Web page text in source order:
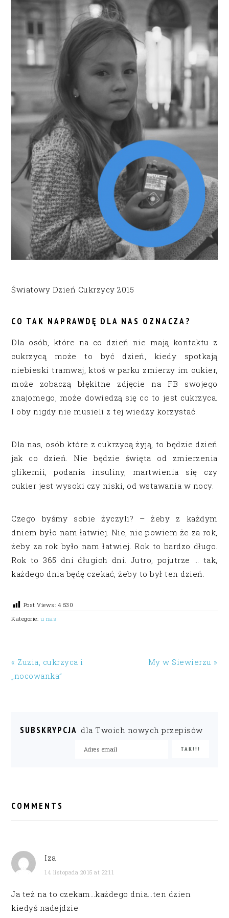
Światowy Dzień Cukrzycy 2015
CO TAK NAPRAWDĘ DLA NAS OZNACZA?
Dla osób, które na co dzień nie mają kontaktu z
cukrzycą może to być dzień, kiedy spotkają
niebieski tramwaj, ktoś w parku zmierzy im cukier,
może zobaczą błękitne zdjęcie na FB swojego
znajomego, może dowiedzą się co to jest cukrzyca.
I oby nigdy nie musieli z tej wiedzy korzystać.
Dla nas, osób które z cukrzycą żyją, to będzie dzień
jak co dzień. Nie będzie święta od zmierzenia
glikemii, podania insuliny, martwienia się czy
cukier jest wysoki czy niski, od wstawania w nocy.
Czego byśmy sobie życzyli? – żeby z każdym
dniem było nam łatwiej. Nie, nie powiem że za rok,
żeby za rok było nam łatwiej. Rok to bardzo długo.
Rok to 365 dni długich dni. Jutro, pojutrze … tak,
każdego dnia będę czekać, żeby to był ten dzień.
Post Views: 4 530
Kategorie: u nas
« Zuzia, cukrzyca i
„nocowanka”
My w Siewierzu »
SUBSKRYPCJA dla Twoich nowych przepisów
INTERACTIONS
COMMENTS
Iza
14 listopada 2015 at 22:11
Ja też na to czekam…każdego dnia…ten dzien
kiedyś nadejdzie